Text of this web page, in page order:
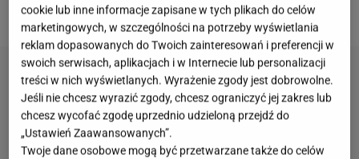
najważniejsza - zrezygnowała z jednego produktu.
cookie lub inne informacje zapisane w tych plikach do celów
marketingowych, w szczególności na potrzeby wyświetlania
reklam dopasowanych do Twoich zainteresowań i preferencji w
swoich serwisach, aplikacjach i w Internecie lub personalizacji
treści w nich wyświetlanych. Wyrażenie zgody jest dobrowolne.
Jeśli nie chcesz wyrazić zgody, chcesz ograniczyć jej zakres lub
chcesz wycofać zgodę uprzednio udzieloną przejdź do
„Ustawień Zaawansowanych”.
Twoje dane osobowe mogą być przetwarzane także do celów